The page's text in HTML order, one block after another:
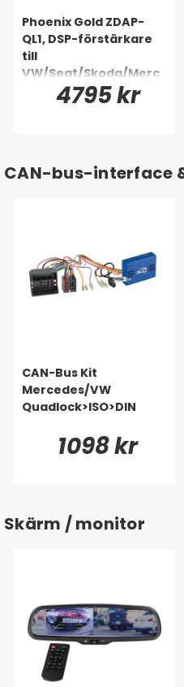
Phoenix Gold ZDAP-
QL1, DSP-förstärkare
till
VW/Seat/Skoda/Merc
edes m.fl. 1998-2020
4795 kr
CAN-bus-interface
CAN-Bus Kit
Mercedes/VW
Quadlock>ISO>DIN
1098 kr
Skärm / monitor